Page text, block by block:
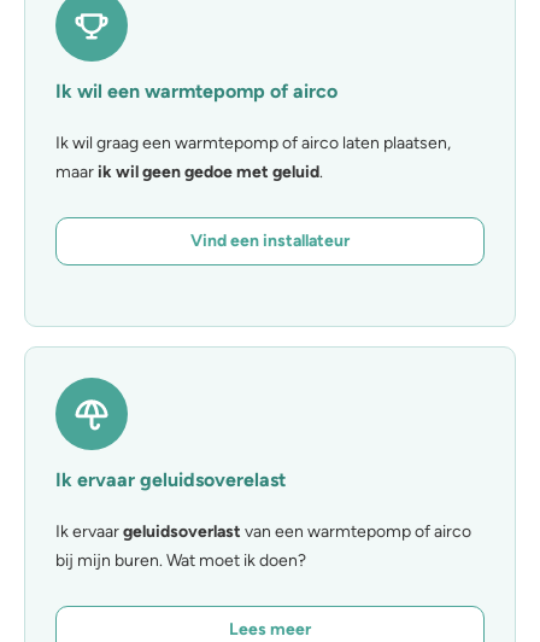
Ik wil een warmtepomp of airco
Ik wil graag een warmtepomp of airco laten plaatsen,
maarik wil geen gedoe met geluid.
Vind een installateur
Ik ervaar geluidsoverelast
Ik ervaargeluidsoverlast van een warmtepomp of airco
bij mijn buren. Wat moet ik doen?
Lees meer